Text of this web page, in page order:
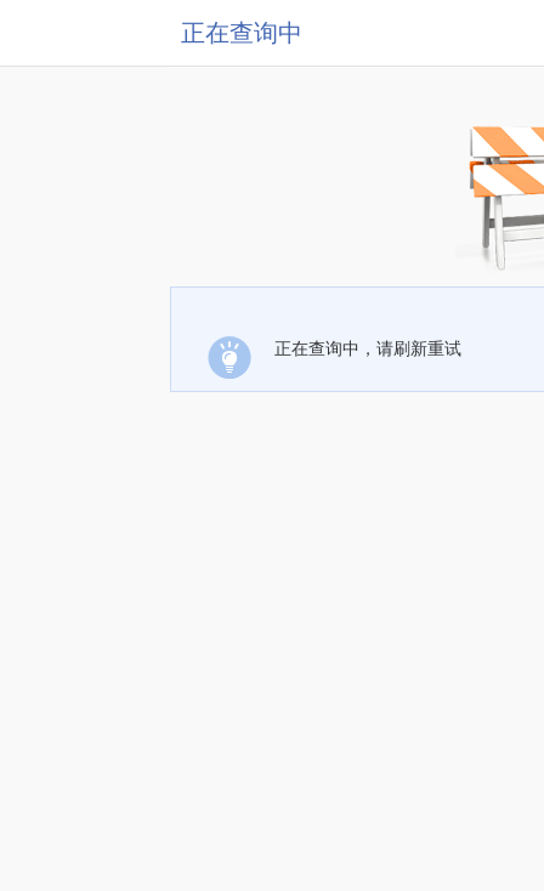
正在查询中
正在查询中，请刷新重试